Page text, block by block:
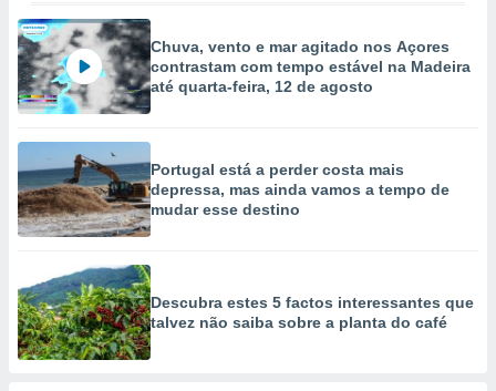
Chuva, vento e mar agitado nos Açores
contrastam com tempo estável na Madeira
até quarta-feira, 12 de agosto
Portugal está a perder costa mais
depressa, mas ainda vamos a tempo de
mudar esse destino
Descubra estes 5 factos interessantes que
talvez não saiba sobre a planta do café